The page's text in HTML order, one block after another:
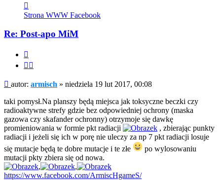
się
z
armisch
Strona WWW Facebook
Re: Post-apo MiM
Post
autor: armisch » niedziela 19 lut 2017, 00:08
taki pomysł.Na planszy będą miejsca jak toksyczne beczki czy
radioaktywne strefy gdzie bez odpowiedniej ochrony (maska
gazowa czy skafander ochronny) otrzymoje się dawkę
promieniowania w formie pkt radiacji
, zbierając punkty
radiacji i jeżeli się ich w porę nie uleczy za np 7 pkt radiacji losuje
się mutacje będą te dobre mutacje i te złe
po wylosowaniu
mutacji pkty zbiera się od nowa.
,
,
https://www.facebook.com/ArmiscHgameS/